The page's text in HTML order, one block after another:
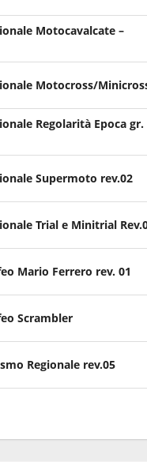
Motocavalcate –
Motocross/
Regolarità Epoca
Supermoto rev.02
Trial e Minitrial
Mario Ferrero rev. 01
Scrambler
Regionale rev.05